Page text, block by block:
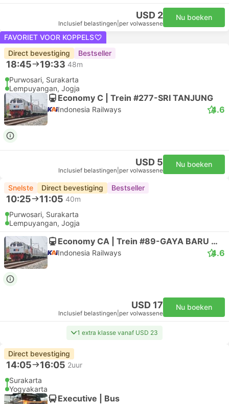
USD 2
Inclusief belastingen per volwassene
Nu boeken
FAVORIET VOOR KOPPELS
Direct bevestiging
Bestseller
18:45 19:33 48m
Purwosari, Surakarta
Lempuyangan, Jogja
Economy C | Trein #277-SRI TANJUNG
Indonesia Railways 4.6
USD 5
Inclusief belastingen per volwassene
Nu boeken
Snelste Direct bevestiging Bestseller
10:25 11:05 40m
Purwosari, Surakarta
Lempuyangan, Jogja
Economy CA | Trein #89-GAYA BARU MALAM SELAT
Indonesia Railways 4.6
USD 17
Inclusief belastingen per volwassene
Nu boeken
1 extra klasse vanaf USD 23
Direct bevestiging
14:05 16:05 2uur
Surakarta
Yogyakarta
Executive | Bus